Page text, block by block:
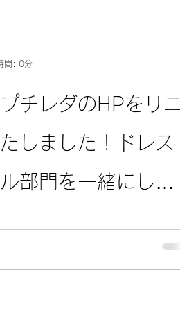
チレダのHPをリニ
しました！ドレス
部門を一緒にして
& Sell（買取＆
間: 0分